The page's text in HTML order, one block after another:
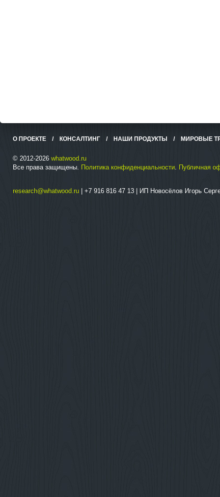
О ПРОЕКТЕ / КОНСАЛТИНГ / НАШИ ПРОДУКТЫ / МИРОВЫЕ
© 2012-2026 whatwood.ru
Все права защищены. Политика конфиденциальности. Публичная
research@whatwood.ru | +7 916 816 47 13 | ИП Новосёлов Игорь